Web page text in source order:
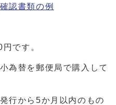
認書類の例
です。
為替を郵便局で購入して
行から5か月以内のもの